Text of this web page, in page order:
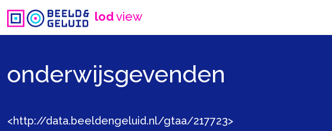
lodview
onderwijsgevenden
<http://data.beeldengeluid.nl/gtaa/217723>